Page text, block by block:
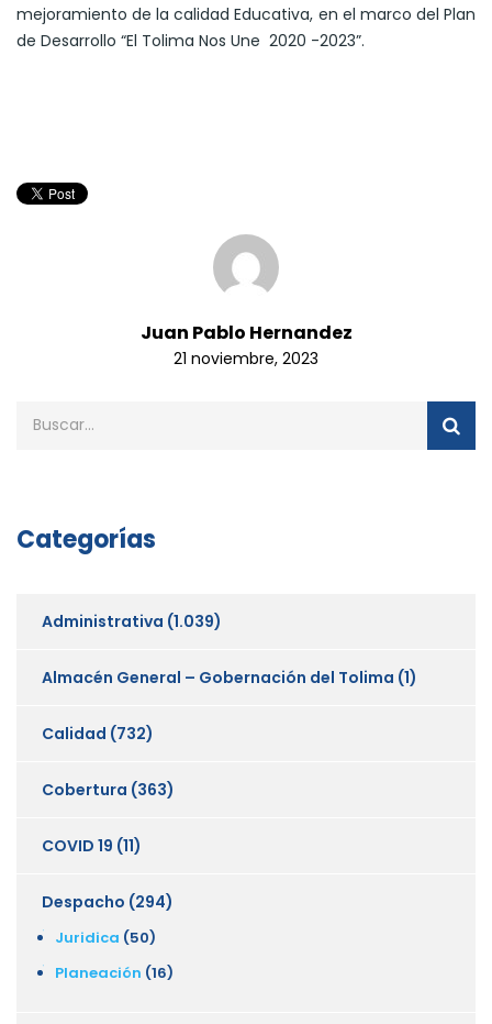
mejoramiento de la calidad Educativa, en el marco del Plan
de Desarrollo “El Tolima Nos Une 2020 -2023”.
Juan Pablo Hernandez
21 noviembre, 2023
Categorías
Administrativa (1.039)
Almacén General – Gobernación del Tolima (1)
Calidad (732)
Cobertura (363)
COVID 19 (11)
Despacho (294)
Juridica (50)
Planeación (16)